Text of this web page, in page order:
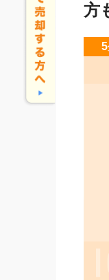
方
5